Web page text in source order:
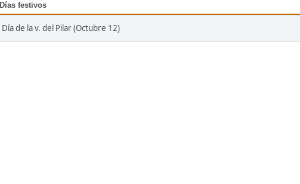
Días festivos
Día de la v. del Pilar (Octubre 12)